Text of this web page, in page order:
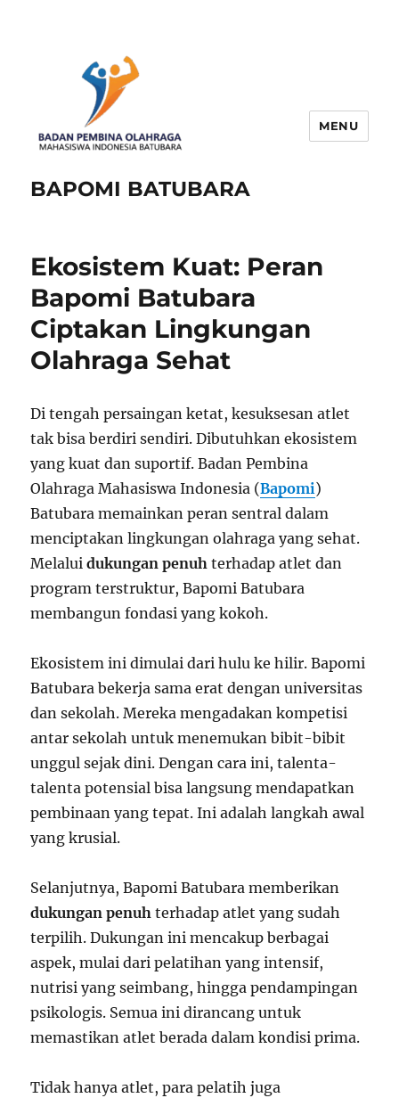
BAPOMI BATUBARA
MENU
Ekosistem Kuat: Peran
Bapomi Batubara
Ciptakan Lingkungan
Olahraga Sehat
Di tengah persaingan ketat, kesuksesan atlet
tak bisa berdiri sendiri. Dibutuhkan ekosistem
yang kuat dan suportif. Badan Pembina
Olahraga Mahasiswa Indonesia (Bapomi)
Batubara memainkan peran sentral dalam
menciptakan lingkungan olahraga yang sehat.
Melaluidukungan penuh terhadap atlet dan
program terstruktur, Bapomi Batubara
membangun fondasi yang kokoh.
Ekosistem ini dimulai dari hulu ke hilir. Bapomi
Batubara bekerja sama erat dengan universitas
dan sekolah. Mereka mengadakan kompetisi
antar sekolah untuk menemukan bibit-bibit
unggul sejak dini. Dengan cara ini, talenta-
talenta potensial bisa langsung mendapatkan
pembinaan yang tepat. Ini adalah langkah awal
yang krusial.
Selanjutnya, Bapomi Batubara memberikan
dukungan penuh terhadap atlet yang sudah
terpilih. Dukungan ini mencakup berbagai
aspek, mulai dari pelatihan yang intensif,
nutrisi yang seimbang, hingga pendampingan
psikologis. Semua ini dirancang untuk
memastikan atlet berada dalam kondisi prima.
Tidak hanya atlet, para pelatih juga